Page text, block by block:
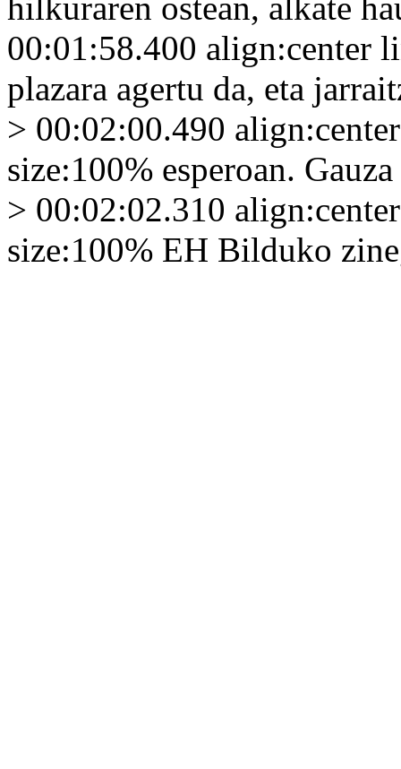
00:01:58.400 align:center
plazara agertu da, eta
> 00:02:00.490
size:100% esperoan.
> 00:02:02.310
size:100% EH Bilduko